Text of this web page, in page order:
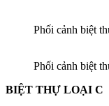
Phối cảnh biệt
Phối cảnh biệt
BIỆT THỰ LOẠI C